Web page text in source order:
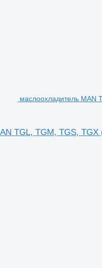
маслоохладитель MAN
TGL, TGM, TGS, TGX